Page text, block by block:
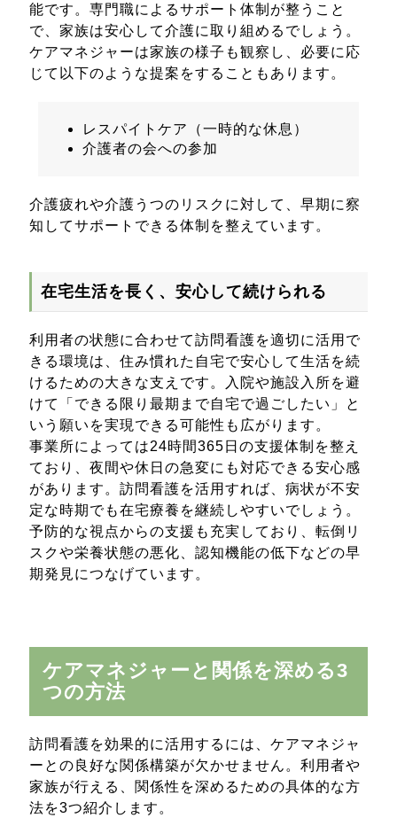
能です。専門職によるサポート体制が整うこと
で、家族は安心して介護に取り組めるでしょう。
ケアマネジャーは家族の様子も観察し、必要に応
じて以下のような提案をすることもあります。
レスパイトケア（一時的な休息）
介護者の会への参加
介護疲れや介護うつのリスクに対して、早期に察
知してサポートできる体制を整えています。
在宅生活を長く、安心して続けられる
利用者の状態に合わせて訪問看護を適切に活用で
きる環境は、住み慣れた自宅で安心して生活を続
けるための大きな支えです。入院や施設入所を避
けて「できる限り最期まで自宅で過ごしたい」と
いう願いを実現できる可能性も広がります。
事業所によっては24時間365日の支援体制を整え
ており、夜間や休日の急変にも対応できる安心感
があります。訪問看護を活用すれば、病状が不安
定な時期でも在宅療養を継続しやすいでしょう。
予防的な視点からの支援も充実しており、転倒リ
スクや栄養状態の悪化、認知機能の低下などの早
期発見につなげています。
ケアマネジャーと関係を深める3
つの方法
訪問看護を効果的に活用するには、ケアマネジャ
ーとの良好な関係構築が欠かせません。利用者や
家族が行える、関係性を深めるための具体的な方
法を3つ紹介します。